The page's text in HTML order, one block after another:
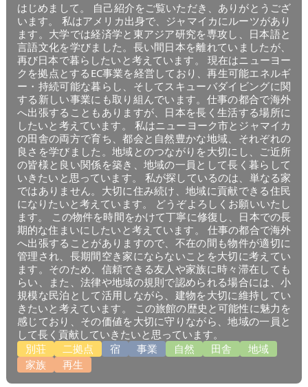
はじめまして。 自己紹介をご覧いただき、ありがとうござ
います。 私はアメリカ出身で、ジャマイカにルーツがあり
ます。大学では経済学と東アジア研究を専攻し、日本語と
言語文化を学びました。長い間日本を離れていましたが、
再び日本で暮らしたいと考えています。 現在はニューヨー
クを拠点とするEC事業を経営しており、再生可能エネルギ
ー・持続可能な暮らし、そしてスキューバダイビングに関
する新しい事業にも取り組んでいます。仕事の都合で海外
へ出張することもありますが、日本を長く生活する場所に
したいと考えています。 私はニューヨーク市とジャマイカ
の田舎の両方で育ち、都会と自然豊かな地域、それぞれの
良さを学びました。地域とのつながりを大切にし、ご近所
の皆様と良い関係を築き、地域の一員として長く暮らして
いきたいと思っています。 私が探しているのは、単なる家
ではありません。大切に住み続け、地域に貢献できる住民
になりたいと考えています。 どうぞよろしくお願いいたし
ます。 この物件を時間をかけて丁寧に修復し、日本での長
期的な住まいにしたいと考えています。 仕事の都合で海外
へ出張することがありますので、不在の間も物件が適切に
管理され、長期間空き家にならないことを大切に考えてい
ます。そのため、信頼できる友人や家族に時々滞在しても
らい、また、法律や地域の規則で認められる場合には、小
規模な民泊として活用しながら、建物を大切に維持してい
きたいと考えています。 この旅館の歴史と可能性に魅力を
感じており、その価値を大切に守りながら、地域の一員と
して長く貢献していきたいと思っています。
別荘
二拠点 宿 事業 自然 田舎
地域
家族
再生